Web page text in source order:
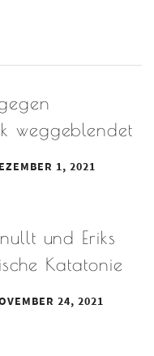
weggeblendet
1, 2021
und Eriks
Katatonie
24, 2021